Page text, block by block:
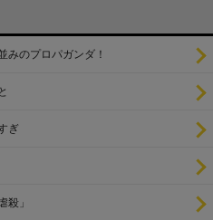
みのプロパガンダ！
ぎ
殺」